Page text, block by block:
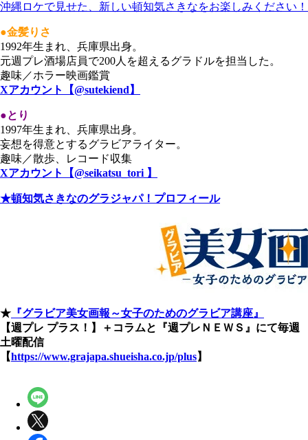
沖縄ロケで見せた、新しい頓知気さきなをお楽しみください！
●金髪りさ
1992年生まれ、兵庫県出身。
元週プレ酒場店員で200人を超えるグラドルを担当した。
趣味／ホラー映画鑑賞
Xアカウント【@sutekiend】
●とり
1997年生まれ、兵庫県出身。
妄想を得意とするグラビアライター。
趣味／散歩、レコード収集
Xアカウント【@seikatsu_tori 】
★頓知気さきなのグラジャパ！プロフィール
★ 『グラビア美女画報～女子のためのグラビア講座』
【週プレ プラス！】＋コラムと『週プレＮＥＷＳ』にて毎週
土曜配信
【https://www.grajapa.shueisha.co.jp/plus】